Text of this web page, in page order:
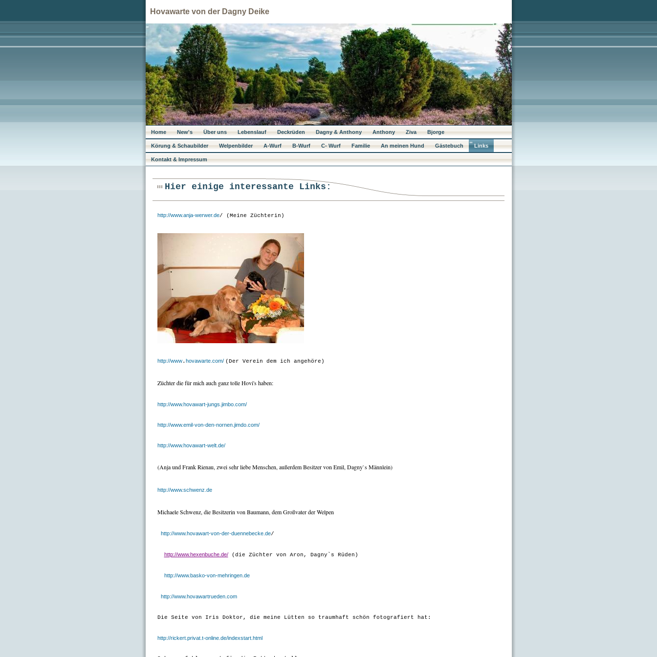
Hovawarte von der Dagny Deike
Home New's Über uns Lebenslauf Deckrüden Dagny & Anthony Anthony Ziva Bjorge
Körung & Schaubilder Welpenbilder A-Wurf B-Wurf C- Wurf Familie An meinen Hund Gästebuch Links
Kontakt & Impressum
Hier einige interessante Links:
http://www.anja-werwer.de/ (Meine Züchterin)
http://www. hovawarte.com/ (Der Verein dem ich angehöre)
Züchter die für mich auch ganz tolle Hovi's haben:
http://www.hovawart-jungs.jimbo.com/
http://www.emil-von-den-nornen.jimdo.com/
http://www.hovawart-welt.de/
(Anja und Frank Rienau, zwei sehr liebe Menschen, außerdem Besitzer von Emil, Dagny`s Männlein)
http://www.schwenz.de
Michaele Schwenz, die Besitzerin von Baumann, dem Großvater der Welpen
http://www.hovawart-von-der-duennebecke.de/
http://www.hexenbuche.de/(die Züchter von Aron, Dagny`s Rüden)
http://www.basko-von-mehringen.de
http://www.hovawartrueden.com
Die Seite von Iris Doktor, die meine Lütten so traumhaft schön fotografiert hat:
http://rickert.privat.t-online.de/indexstart.html